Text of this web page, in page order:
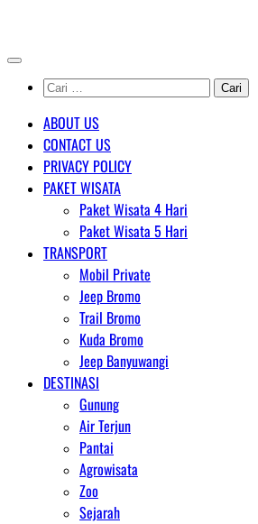
content
Cari
untuk:
ABOUT US
CONTACT US
PRIVACY POLICY
PAKET WISATA
Paket Wisata 4 Hari
Paket Wisata 5 Hari
TRANSPORT
Mobil Private
Jeep Bromo
Trail Bromo
Kuda Bromo
Jeep Banyuwangi
DESTINASI
Gunung
Air Terjun
Pantai
Agrowisata
Zoo
Sejarah